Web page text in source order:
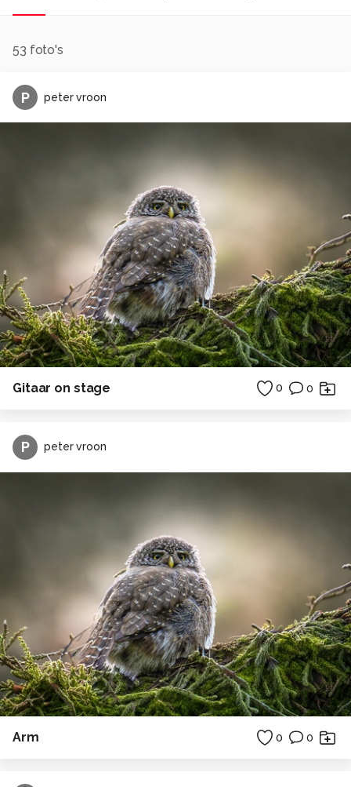
53 foto's
P peter vroon
Gitaar on stage 0 0
P peter vroon
Arm 0 0